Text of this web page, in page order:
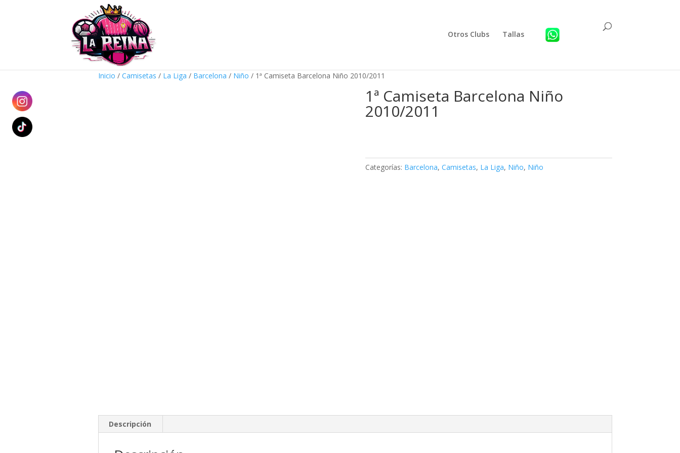
Otros Clubs Tallas
Inicio / Camisetas / La Liga / Barcelona / Niño / 1ª Camiseta Barcelona Niño 2010/2011
1ª Camiseta Barcelona Niño
2010/2011
Categorías: Barcelona, Camisetas, La Liga, Niño, Niño
Descripción